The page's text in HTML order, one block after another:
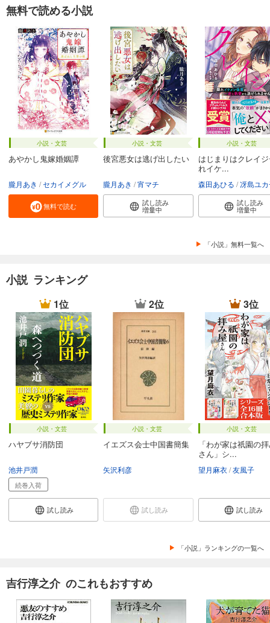
無料で読める小説
小説・文芸
あやかし鬼嫁婚姻譚
朧月あき セカイメグル
無料で読む
小説・文芸
後宮悪女は逃げ出したい
朧月あき 宵マチ
試し読み
増量中
小説・文芸
はじまりはクレイ
れイケ...
森田あひる 冴島ユ
試し読み
増量中
「小説」無料一覧へ
小説 ランキング
1位
小説・文芸
ハヤブサ消防団
池井戸潤
続巻入荷
試し読み
2位
小説・文芸
イエズス会士中国書簡集
矢沢利彦
試し読み
3位
小説・文芸
「わが家は祇園の
さん」シ...
望月麻衣 友風子
試し読み
「小説」ランキングの一覧へ
吉行淳之介 のこれもおすすめ